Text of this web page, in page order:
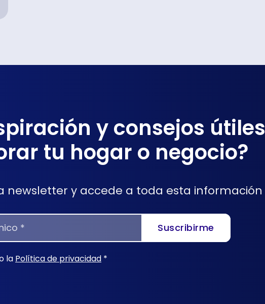
y consejos útiles
tu hogar o negocio?
newsletter y accede a toda esta información
la Política de privacidad *
Suscribirme